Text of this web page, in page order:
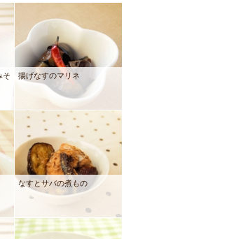
そ
揚げなすのマリネ
なすとサバの煮もの